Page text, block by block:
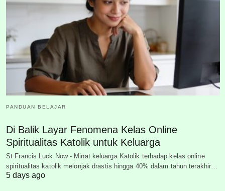
PANDUAN BELAJAR
Di Balik Layar Fenomena Kelas Online
Spiritualitas Katolik untuk Keluarga
St Francis Luck Now - Minat keluarga Katolik terhadap kelas online
spiritualitas katolik melonjak drastis hingga 40% dalam tahun terakhir…
5 days ago